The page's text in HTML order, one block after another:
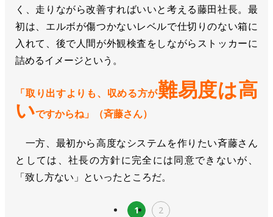
く、走りながら改善すればいいと考える藤田社長。最
初は、エルボが傷つかないレベルで仕切りのない箱に
入れて、後で人間が外観検査をしながらストッカーに
詰めるイメージという。
「取り出すよりも、収める方が難易度は高
いですからね」（斉藤さん）
一方、最初から高度なシステムを作りたい斉藤さん
としては、社長の方針に完全には同意できないが、
「致し方ない」といったところだ。
1 2